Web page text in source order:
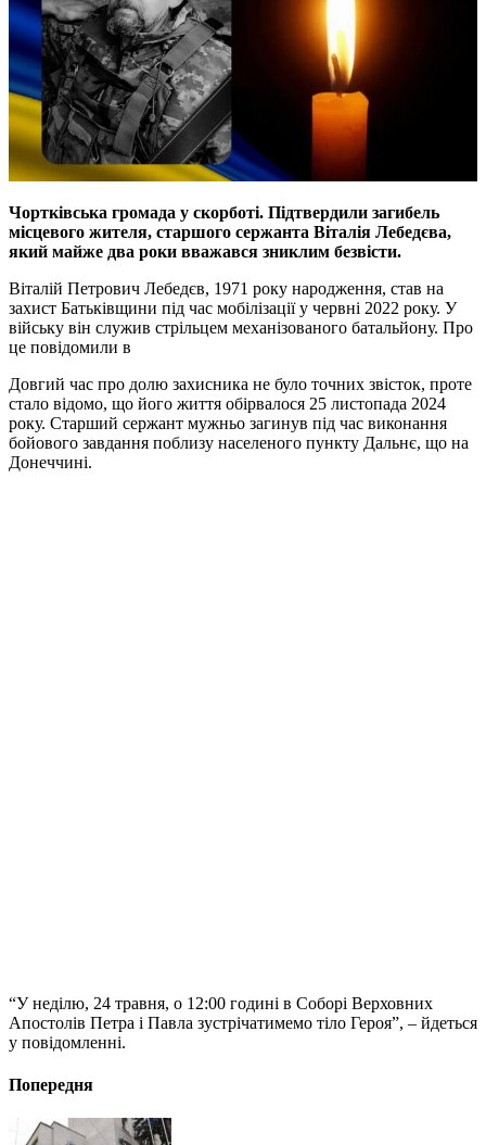
Чортківська громада у скорботі. Підтвердили загибель
місцевого жителя, старшого сержанта Віталія Лебедєва,
який майже два роки вважався зниклим безвісти.
Віталій Петрович Лебедєв, 1971 року народження, став на
захист Батьківщини під час мобілізації у червні 2022 року. У
війську він служив стрільцем механізованого батальйону. Про
це повідомили в
Довгий час про долю захисника не було точних звісток, проте
стало відомо, що його життя обірвалося 25 листопада 2024
року. Старший сержант мужньо загинув під час виконання
бойового завдання поблизу населеного пункту Дальнє, що на
Донеччині.
“У неділю, 24 травня, о 12:00 годині в Соборі Верховних
Апостолів Петра і Павла зустрічатимемо тіло Героя”, – йдеться
у повідомленні.
Попередня